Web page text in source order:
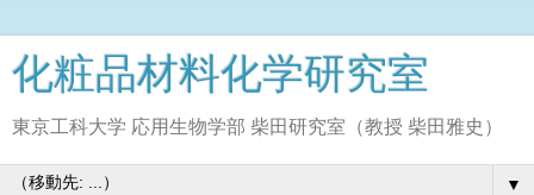
化粧品材料化学研究室
東京工科大学 応用生物学部 柴田研究室（教授 柴田雅史）
▼